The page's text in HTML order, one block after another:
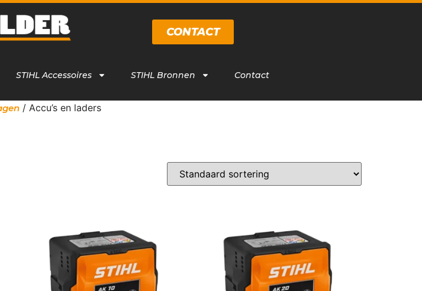
CONTACT
STIHL Accessoires STIHL Bronnen Contact
/ Accu’s en laders